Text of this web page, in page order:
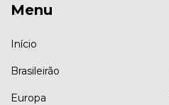
Menu
Início
Brasileirão
Europa